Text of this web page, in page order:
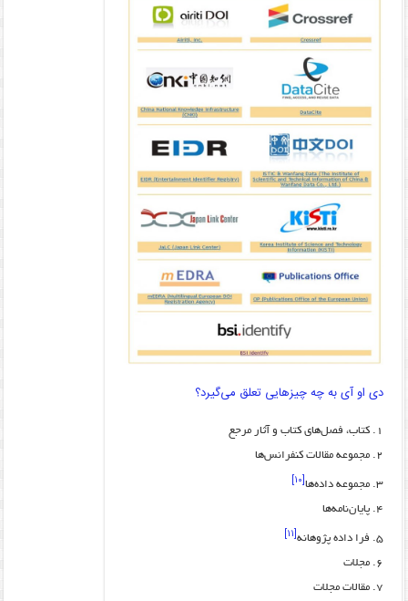
دی او آی به چه چیزهایی تعلق می‌گیرد؟
کتاب، فصل‌های کتاب و آثار مرجع
مجموعه مقالات کنفرانس‌ها
مجموعه داده‌ها[۱۰]
پایان‌نامه‌ها
فرا داده پژوهانه[۱۱]
مجلات
مقالات مجلات